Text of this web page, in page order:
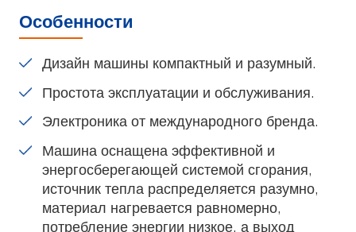
Особенности
Дизайн машины компактный и разумный.
Простота эксплуатации и обслуживания.
Электроника от международного бренда.
Машина оснащена эффективной и
энергосберегающей системой сгорания,
источник тепла распределяется разумно,
материал нагревается равномерно,
потребление энергии низкое, а выход